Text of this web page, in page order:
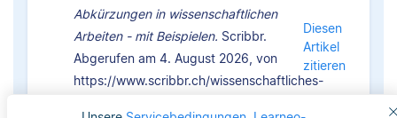
Abkürzungen in wissenschaftlichen
Arbeiten - mit Beispielen. Scribbr.
Abgerufen am 4. August 2026, von
https://www.scribbr.ch/wissenschaftliches-
Diesen
Artikel
zitieren